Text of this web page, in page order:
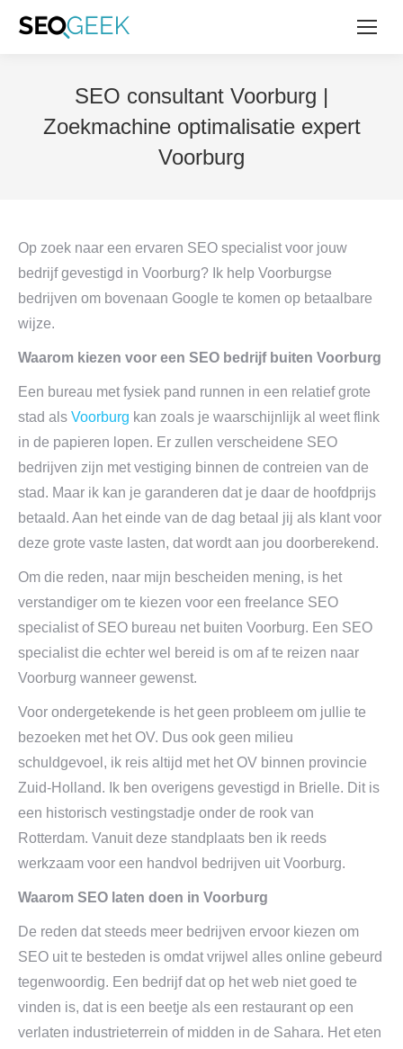
SEO consultant Voorburg |
Zoekmachine optimalisatie expert
Voorburg
Op zoek naar een ervaren SEO specialist voor jouw
bedrijf gevestigd in Voorburg? Ik help Voorburgse
bedrijven om bovenaan Google te komen op betaalbare
wijze.
Waarom kiezen voor een SEO bedrijf buiten Voorburg
Een bureau met fysiek pand runnen in een relatief grote
stad als Voorburg kan zoals je waarschijnlijk al weet flink
in de papieren lopen. Er zullen verscheidene SEO
bedrijven zijn met vestiging binnen de contreien van de
stad. Maar ik kan je garanderen dat je daar de hoofdprijs
betaald. Aan het einde van de dag betaal jij als klant voor
deze grote vaste lasten, dat wordt aan jou doorberekend.
Om die reden, naar mijn bescheiden mening, is het
verstandiger om te kiezen voor een freelance SEO
specialist of SEO bureau net buiten Voorburg. Een SEO
specialist die echter wel bereid is om af te reizen naar
Voorburg wanneer gewenst.
Voor ondergetekende is het geen probleem om jullie te
bezoeken met het OV. Dus ook geen milieu
schuldgevoel, ik reis altijd met het OV binnen provincie
Zuid-Holland. Ik ben overigens gevestigd in Brielle. Dit is
een historisch vestingstadje onder de rook van
Rotterdam. Vanuit deze standplaats ben ik reeds
werkzaam voor een handvol bedrijven uit Voorburg.
Waarom SEO laten doen in Voorburg
De reden dat steeds meer bedrijven ervoor kiezen om
SEO uit te besteden is omdat vrijwel alles online gebeurd
tegenwoordig. Een bedrijf dat op het web niet goed te
vinden is, dat is een beetje als een restaurant op een
verlaten industrieterrein of midden in de Sahara. Het eten